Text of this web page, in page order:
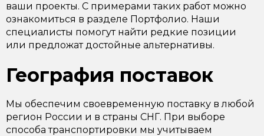
ваши проекты. С примерами таких работ можно
ознакомиться в разделе Портфолио. Наши
специалисты помогут найти редкие позиции
или предложат достойные альтернативы.
География поставок
Мы обеспечим своевременную поставку в любой
регион России и в страны СНГ. При выборе
способа транспортировки мы учитываем